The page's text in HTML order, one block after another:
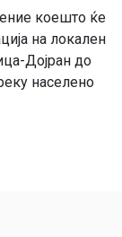
коешто ќе
на локален
Дојран до
населено